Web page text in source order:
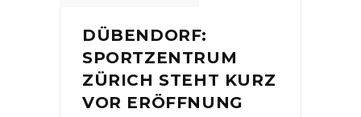
DÜBENDORF:
SPORTZENTRUM
ZÜRICH STEHT KURZ
VOR ERÖFFNUNG